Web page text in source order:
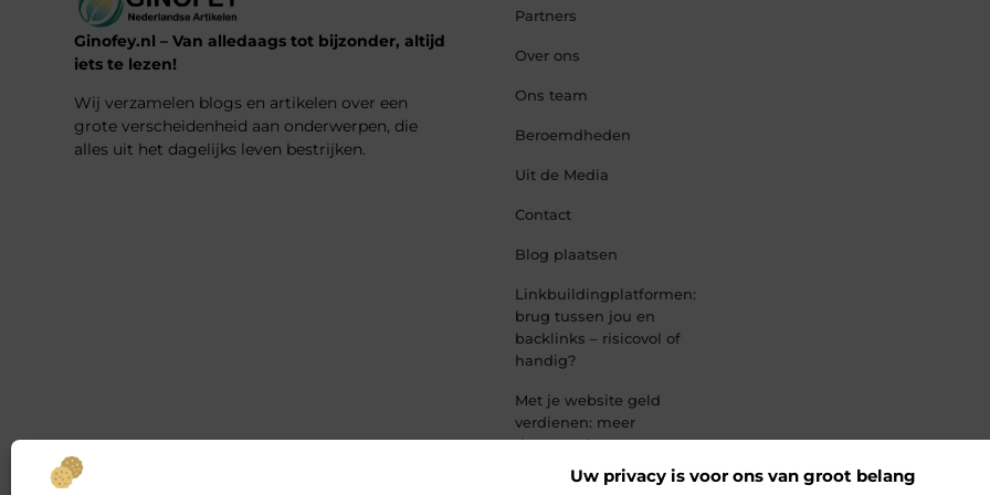
Uw privacy is voor ons van groot belang
Ginofey.nl – Van alledaags tot bijzonder, altijd
iets te lezen!
Wij verzamelen blogs en artikelen over een
grote verscheidenheid aan onderwerpen, die
alles uit het dagelijks leven bestrijken.
Partners
Over ons
Ons team
Beroemdheden
Uit de Media
Contact
Blog plaatsen
Linkbuildingplatformen:
brug tussen jou en
backlinks – risicovol of
handig?
Met je website geld
verdienen: meer
dan een droom,
een slimme
strategie